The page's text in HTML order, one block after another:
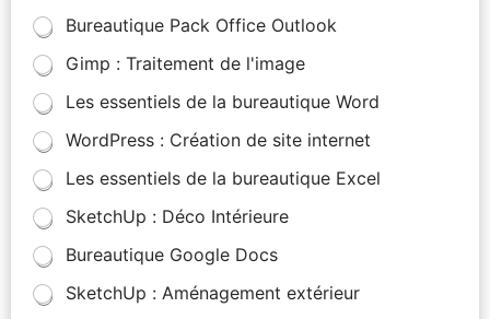
Bureautique Pack Office Outlook
Gimp : Traitement de l'image
Les essentiels de la bureautique Word
WordPress : Création de site internet
Les essentiels de la bureautique Excel
SketchUp : Déco Intérieure
Bureautique Google Docs
SketchUp : Aménagement extérieur